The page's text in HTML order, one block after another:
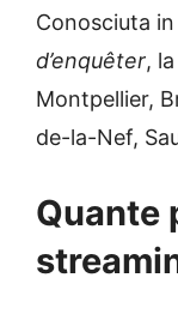
Conosciuta
d’enquêter,
Montpellier,
de-la-Nef,
Quante